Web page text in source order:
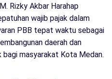
Rizky Akbar Harahap
wajib pajak dalam
PBB tepat waktu sebagai
daerah dan
masyarakat Kota Medan.